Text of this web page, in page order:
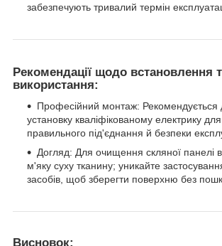
забезпечують тривалий термін
Рекомендації щодо встановлення
використання:
Професійний монтаж: Рекомендується
установку кваліфікованому електрику
правильного під'єднання й безпеки
Догляд: Для очищення скляної панелі
м'яку суху тканину; уникайте
засобів, щоб зберегти поверхню без
Висновок: